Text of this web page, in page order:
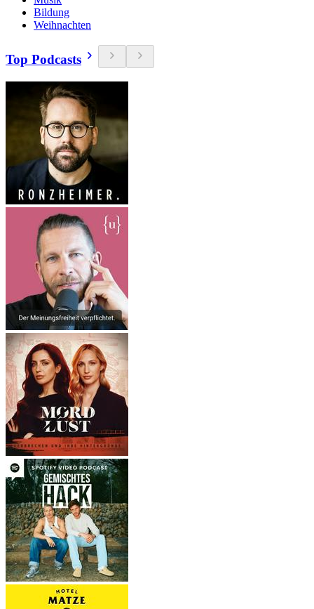
Bildung
Weihnachten
Top Podcasts